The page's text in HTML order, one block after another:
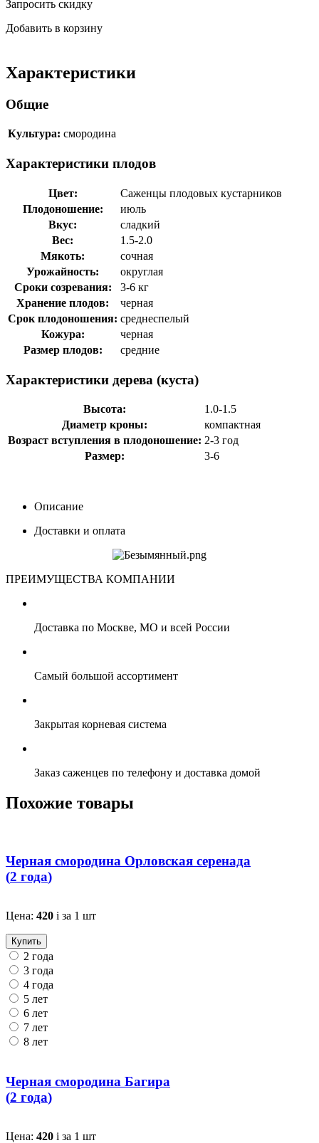
Запросить скидку
Добавить в корзину
Характеристики
Общие
Культура: смородина
Характеристики плодов
Цвет:
Саженцы плодовых кустарников
Плодоношение:
июль
Вкус:
сладкий
Вес:
1.5-2.0
Мякоть:
сочная
Урожайность:
округлая
Сроки созревания:
3-6 кг
Хранение плодов:
черная
Срок плодоношения: среднеспелый
Кожура:
черная
Размер плодов:
средние
Характеристики дерева (куста)
Высота:
1.0-1.5
Диаметр кроны:
компактная
Возраст вступления в плодоношение: 2-3 год
Размер:
3-6
Описание
Доставки и оплата
ПРЕИМУЩЕСТВА КОМПАНИИ
Доставка по Москве, МО и всей России
Самый большой ассортимент
Закрытая корневая система
Заказ саженцев по телефону и доставка домой
Похожие товары
Черная смородина Орловская серенада
(2 года)
Цена: 420 i за 1 шт
Купить
2 года
3 года
4 года
5 лет
6 лет
7 лет
8 лет
Черная смородина Багира
(2 года)
Цена: 420 i за 1 шт